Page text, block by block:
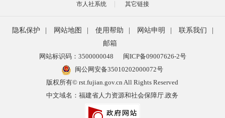
市人社系统
其它链接
隐私保护 网站地图 使用帮助 网站申明 联系我们
邮箱
网站标识码：3500000048
闽ICP备09007626-2号
闽公网安备35010202000072号
版权所有© rst.fujian.gov.cn All Rights Reserved
中文域名：福建省人力资源和社会保障厅.政务